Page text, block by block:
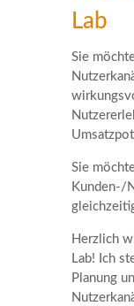
Lab
Sie
Sie
Kunden-/
Herzlich
Lab! Ich
Planung